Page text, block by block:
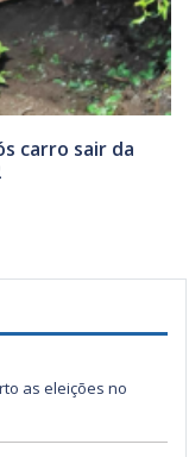
carro sair da
as eleições no